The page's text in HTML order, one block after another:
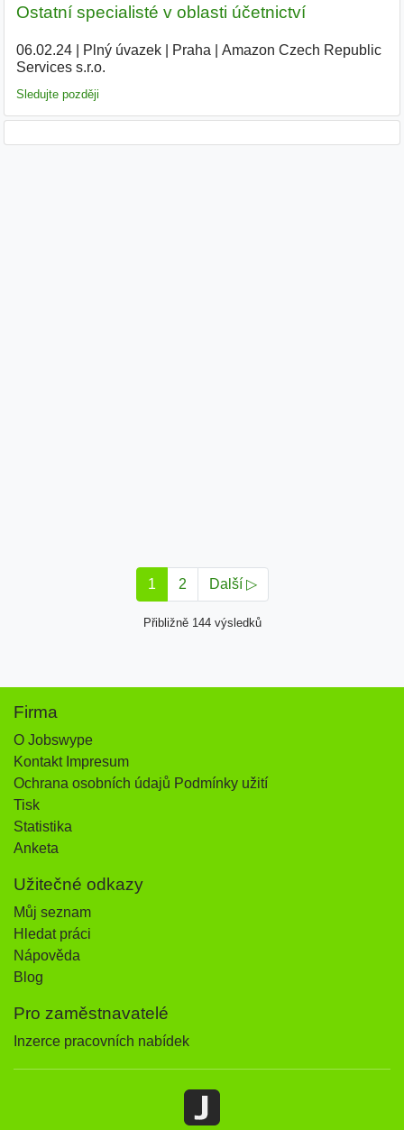
Ostatní specialisté v oblasti účetnictví
06.02.24| Plný úvazek| Praha
Amazon Czech Republic
Services s.r.o.
Sledujte později
1 2 Další ▷
Přibližně 144 výsledků
Firma
O Jobswype
Kontakt Impresum
Ochrana osobních údajů Podmínky užití
Tisk
Statistika
Anketa
Užitečné odkazy
Můj seznam
Hledat práci
Nápověda
Blog
Pro zaměstnavatelé
Inzerce pracovních nabídek